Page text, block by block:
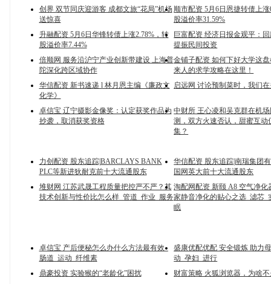
创界 双节同庆迎游客 成都文旅“花局”机场
送惊喜
顺市配资 5月6日恩捷转债上涨
股溢价率31.59%
升融配资 5月6日华锋转债上涨2.78%，转
股溢价率7.44%
巨富配资 经济日报金观平：
提振民间投资
倍顺网 服务沿沪宁产业创新带建设 上海普
陀深化跨区域协作
金铺子配资 如何下好大学这
来人的求学攻略在这里！
华信配资 新书速递 l 林月恩主编《廉政文
化学》
启远网 讨论预制菜时，我们
卓信宝 辽宁摄影金像奖：认定获奖作品为
抄袭，取消获奖资格
中财所 王心凌和吴克群在机
测，双方火速否认，甜蜜互动
集？
力创配资 股东追踪|BARCLAYS BANK
PLC等新进狄耐克前十大流通股东
华信配资 股东追踪|南瑞集团
国网英大前十大流通股东
堆财网 江苏武晟工程质量把控严不严？其
技术创新与性价比怎么样_管道_作业_服务
淘配网配资 新颐 A8 空气净化
家静音净化的贴心之选_滤芯_
眠
卓信宝 产后便秘怎么办什么方法最有效_
肠道_运动_纤维素
盛康优配优配 安全锻炼 助力
动_孕妇_进行
鼎豪投资 实验猴的“老龄化”困扰
财富策略 火狐浏览器，为啥